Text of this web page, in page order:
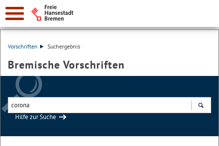
Vorschriften Suchergebnis
Bremische Vorschriften
Hilfe zur Suche